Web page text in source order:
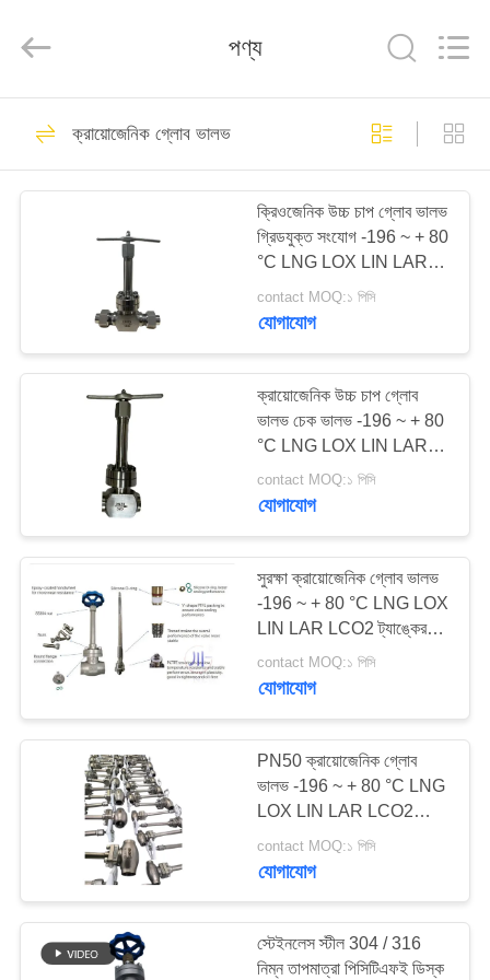
পণ্য
সম্পর্কে
মান
যোগাযোগ
খবর
উদ্ধৃতির
জন্য
আবেদন
Equipment
Co.,Ltd.
Reserved.
ক্রায়োজেনিক গ্লোব ভালভ
237
ক্রায়োজেনিক বল ভালভ
59
ক্রিওজেনিক চেক ভালভ
45
ক্রায়োজেনিক সুরক্ষা ভালভ
90
পণ্য
ক্রায়োজেনিক গ্লোব ভালভ
ক্রিওজেনিক উচ্চ চাপ গ্লোব ভালভ
গ্রিডযুক্ত সংযোগ -196 ~ + 80
°C LNG LOX LIN LAR
LCO2 ট্যাঙ্কের জন্য
contact MOQ:১ পিসি
যোগাযোগ
ক্রায়োজেনিক উচ্চ চাপ গ্লোব
ভালভ চেক ভালভ -196 ~ + 80
°C LNG LOX LIN LAR
LCO2 ট্যাঙ্কের জন্য
contact MOQ:১ পিসি
যোগাযোগ
সুরক্ষা ক্রায়োজেনিক গ্লোব ভালভ
-196 ~ + 80 °C LNG LOX
LIN LAR LCO2 ট্যাঙ্কের
জন্য
contact MOQ:১ পিসি
যোগাযোগ
PN50 ক্রায়োজেনিক গ্লোব
ভালভ -196 ~ + 80 °C LNG
LOX LIN LAR LCO2
ট্যাংক তরল গ্যাস জন্য
contact MOQ:১ পিসি
যোগাযোগ
স্টেইনলেস স্টীল 304 / 316
নিম্ন তাপমাত্রা পিসিটিএফই ডিস্ক